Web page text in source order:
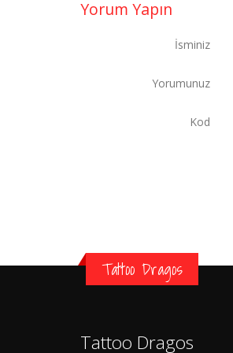
Yorum Yapın
İsminiz
Yorumunuz
Kod
Tattoo Dragos
Tattoo Dragos